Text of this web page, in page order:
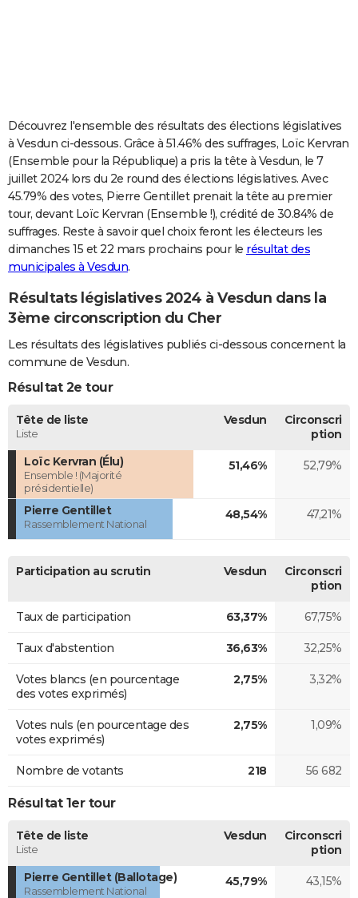
Carte de Noël
Carte Bonne année
Carte Saint-Valentin
Carte Pâques
Carte d'anniversaire
DICTIONNAIRE
Dictionnaire
Biographies
Citations
Expressions
Proverbes
PROGRAMME TV
COPAINS D'AVANT
S'inscrire
Se connecter
Lycées
Collèges
Primaires
Universités
Entreprises
Service militaire
Avis de recherche
AVIS DE DÉCÈS
Découvrez l'ensemble des résultats des élections législatives
à Vesdun ci-dessous. Grâce à 51.46% des suffrages, Loïc Kervran
(Ensemble pour la République) a pris la tête à Vesdun, le 7
juillet 2024 lors du 2e round des élections législatives. Avec
45.79% des votes, Pierre Gentillet prenait la tête au premier
tour, devant Loïc Kervran (Ensemble !), crédité de 30.84% de
suffrages. Reste à savoir quel choix feront les électeurs les
dimanches 15 et 22 mars prochains pour le résultat des
municipales à Vesdun.
Résultats législatives 2024 à Vesdun dans la
3ème circonscription du Cher
Les résultats des législatives publiés ci-dessous concernent la
commune de Vesdun.
Résultat 2e tour
Tête de liste
Liste
Vesdun
Circonscri
ption
Loïc Kervran (Élu)
Ensemble ! (Majorité
présidentielle)
51,46% 52,79%
Pierre Gentillet
Rassemblement National
48,54% 47,21%
Participation au scrutin Vesdun
Circonscri
ption
Taux de participation 63,37% 67,75%
Taux d'abstention 36,63% 32,25%
Votes blancs (en pourcentage
des votes exprimés)
2,75% 3,32%
Votes nuls (en pourcentage des
votes exprimés)
2,75% 1,09%
Nombre de votants 218 56 682
Résultat 1er tour
Tête de liste
Liste
Vesdun
Circonscri
ption
Pierre Gentillet (Ballotage)
Rassemblement National
45,79% 43,15%